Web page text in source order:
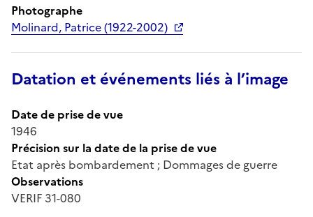
Photographe
Molinard, Patrice (1922-2002)
Datation et événements liés à l’image
Date de prise de vue
1946
Précision sur la date de la prise de vue
Etat après bombardement ; Dommages de guerre
Observations
VERIF 31-080